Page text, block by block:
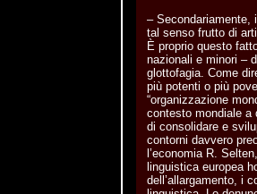
– Secondariamente,
tal senso frutto di
È proprio questo
nazionali e minori –
glottofagia. Come
più potenti o più
“organizzazione
contesto mondiale a
di consolidare e
contorni davvero
l’economia R.
linguistica europea
dell’allargamento, i